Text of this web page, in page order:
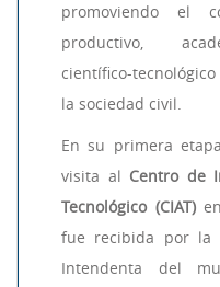
promoviendo el
productivo,
científico-
la sociedad civil.
En su primera
visita al Centro de
Tecnológico (CIAT)en
fue recibida por la
Intendenta del